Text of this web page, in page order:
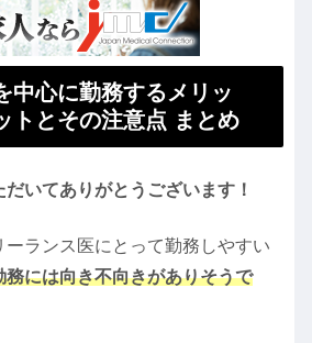
中心に勤務するメリッ
トとその注意点 まとめ
いてありがとうございます！
ーランス医にとって勤務しやすい
務には向き不向きがありそうで